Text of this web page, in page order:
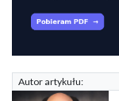
Autor artykułu: